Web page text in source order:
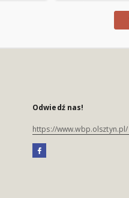
Odwiedź nas!
https://www.wbp.olsztyn.pl/